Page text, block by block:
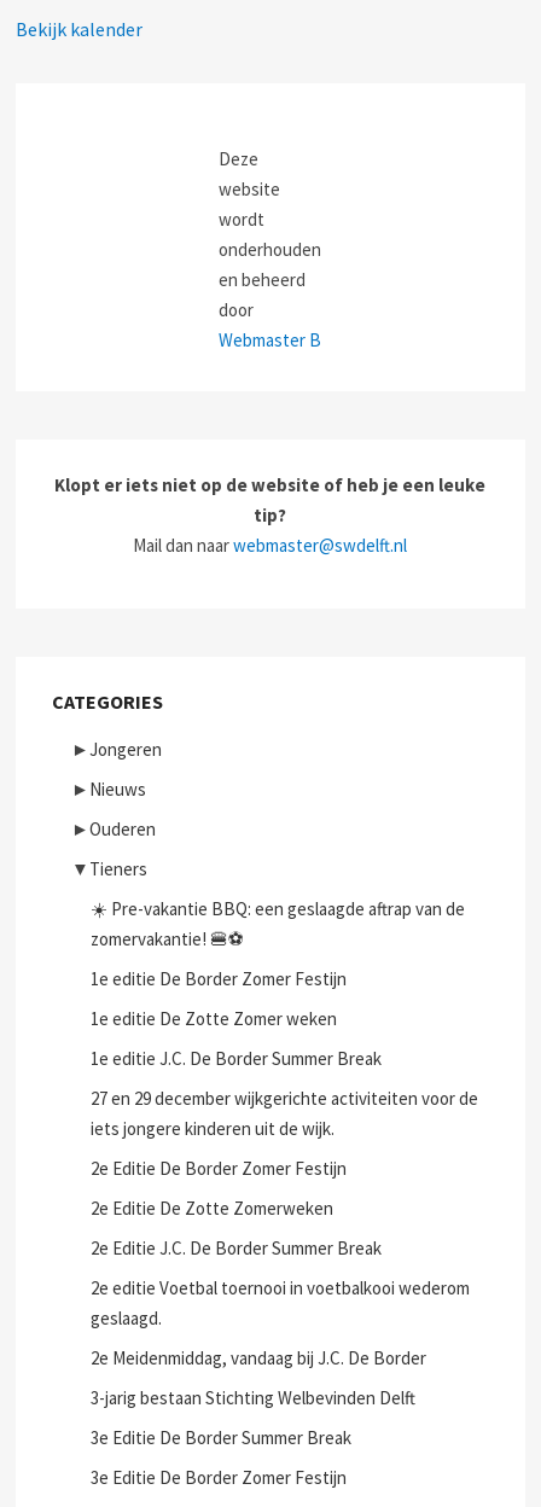
c
e
Bekijk kalender
Deze
website
wordt
onderhouden
en beheerd
door
Webmaster B
Klopt er iets niet op de website of heb je een leuke
tip?
Mail dan naarwebmaster@swdelft.nl
CATEGORIES
►Jongeren
► Nieuws
►Ouderen
▼ Tieners
☀️ Pre-vakantie BBQ: een geslaagde aftrap van de
zomervakantie! 🍔⚽
1e editie De Border Zomer Festijn
1e editie De Zotte Zomer weken
1e editie J.C. De Border Summer Break
27 en 29 december wijkgerichte activiteiten voor de
iets jongere kinderen uit de wijk.
2e Editie De Border Zomer Festijn
2e Editie De Zotte Zomerweken
2e Editie J.C. De Border Summer Break
2e editie Voetbal toernooi in voetbalkooi wederom
geslaagd.
2e Meidenmiddag, vandaag bij J.C. De Border
3-jarig bestaan Stichting Welbevinden Delft
3e Editie De Border Summer Break
3e Editie De Border Zomer Festijn